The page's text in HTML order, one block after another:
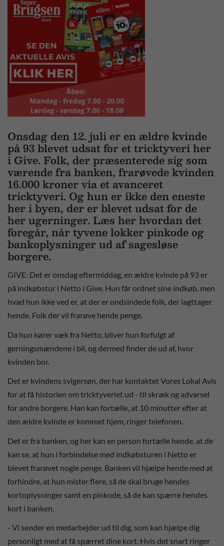
Onsdag den 12. juli er en ældre kvinde
på 93 blevet udsat for et tricktyveri her
i Give. Folk, der præsenterede sig som
værende fra banken, frarøvede kvinden
16.000 kroner via et avanceret
tricktyveri. Og hun er ikke den eneste
her i byen, der er blevet udsat for de
her ugerninger. Læs her hvordan det
foregår, når tyvene lokker pinkode og
bankoplysninger ud af sagesløse
borgere.
GIVE: Det er onsdag eftermiddag, en ældre kvinde på 93 er
på indkøbstur i Netto i Give. Hun får ordnet sine indkøb, men
hvad hun ikke ved er, at der er ondsindede folk, der iagttager
hende. Folk der vil frarøve hende penge.
Da hun kører væk fra Netto, bliver hun forfulgt af
gerningsmændene i bil, og dermed finder de ud af, hvor
kvinden bor.
Det er kvindens svigersøn, der har kontaktet Vores Lokal Avis
for at få historien om tricktyveriet ud - til skræk og advarsel
for andre borgere. Han kan fortælle, at 10 minutter efter at
den ældre kvinde er kommet hjem, ringer telefonen.
Det er fra banken, og her kan en person fortælle hende, at de
kan se, at hun i forbindelse med indkøbsturen i Netto er
blevet frarøvet nogle penge. Banken vil hjælpe hende med at
forhindre, at hun mister flere, så de skal bruge hendes
kortoplysninger samt en pinkode, så de kan spærre hendes
kort i banken.
- Vi sender en medarbejder ud til dig, som kan hjælpe dig
personligt med at få spærret dine kort. Hvis det snart ringer